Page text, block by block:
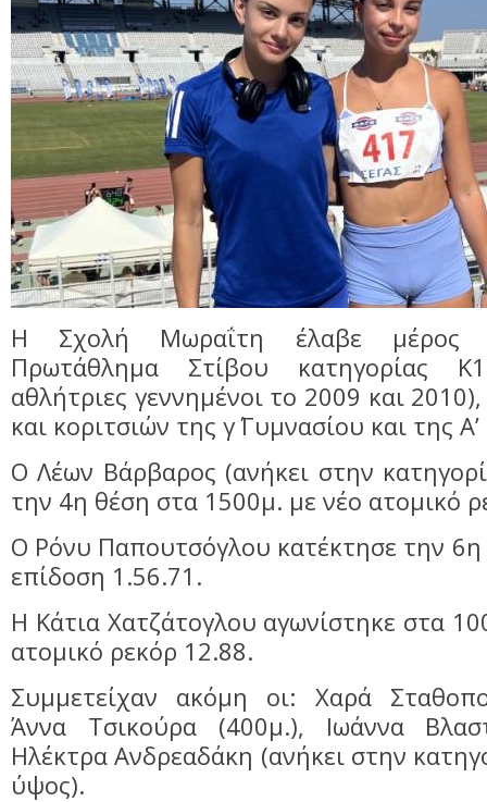
Η Σχολή Μωραΐτη έλαβε μέρος
Πρωτάθλημα Στίβου κατηγορίας
αθλήτριες γεννημένοι το 2009 και
και κοριτσιών της γ΄ Γυμνασίου και της
Ο Λέων Βάρβαρος (ανήκει στην
την 4η θέση στα 1500μ. με νέο ατομικό
Ο Ρόνυ Παπουτσόγλου κατέκτησε την
επίδοση 1.56.71.
Η Κάτια Χατζάτογλου αγωνίστηκε στα
ατομικό ρεκόρ 12.88.
Συμμετείχαν ακόμη οι: Χαρά
Άννα Τσικούρα (400μ.), Ιωάννα
Ηλέκτρα Ανδρεαδάκη (ανήκει στην
ύψος).